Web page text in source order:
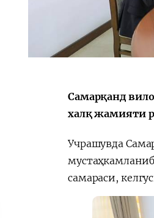
ташрифлари
Самарқанд
халқ жамияти
Учрашувда
самараси,